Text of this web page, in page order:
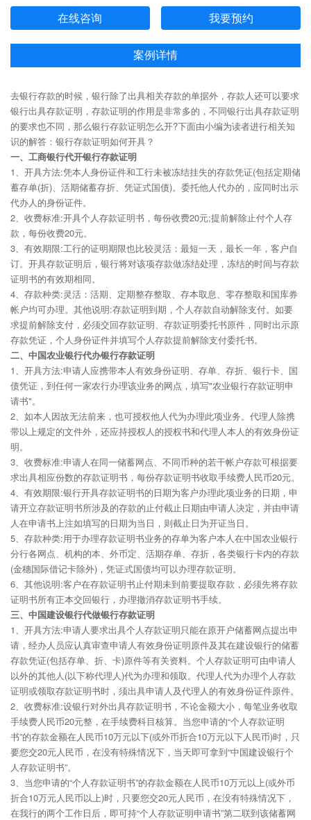
在线咨询 我要预约
案例详情
去银行存款的时候，银行除了出具相关存款的单据外，存款人还可以要求
银行出具存款证明，存款证明的作用是非常多的，不同银行出具存款证明
的要求也不同，那么银行存款证明怎么开?下面由小编为读者进行相关知
识的解答：银行存款证明如何开具？
一、工商银行代开银行存款证明
1、开具方法:凭本人身份证件和工行未被冻结挂失的存款凭证(包括定期储
蓄存单(折)、活期储蓄存折、凭证式国债)。委托他人代办的，应同时出示
代办人的身份证件。
2、收费标准:开具个人存款证明书，每份收费20元;提前解除止付个人存
款，每份收费20元。
3、有效期限:工行的证明期限也比较灵活：最短一天，最长一年，客户自
订。开具存款证明后，银行将对该项存款做冻结处理，冻结的时间与存款
证明书的有效期相同。
4、存款种类:灵活：活期、定期整存整取、存本取息、零存整取和国库券
帐户均可办理。其他说明:存款证明到期，个人存款自动解除支付。如要
求提前解除支付，必须交回存款证明、存款证明委托书原件，同时出示原
存款凭证，个人身份证件并填写个人存款提前解除支付委托书。
二、中国农业银行代办银行存款证明
1、开具方法:申请人应携带本人有效身份证明、存单、存折、银行卡、国
债凭证，到任何一家农行办理该业务的网点，填写"农业银行存款证明申
请书"。
2、如本人因故无法前来，也可授权他人代为办理此项业务。代理人除携
带以上规定的文件外，还应持授权人的授权书和代理人本人的有效身份证
明。
3、收费标准:申请人在同一储蓄网点、不同币种的若干帐户存款可根据要
求出具相应份数的存款证明书，每份存款证明书收取手续费人民币20元。
4、有效期限:银行开具存款证明书的日期为客户办理此项业务的日期，申
请开立存款证明书所涉及的存款的止付截止日期由申请人决定，并由申请
人在申请书上注如填写的日期为当日，则截止日为开证当日。
5、存款种类:用于办理存款证明书业务的存单为客户本人在中国农业银行
分行各网点、机构的本、外币定、活期存单、存折，各类银行卡内的存款
(金穗国际借记卡除外)，凭证式国债均可以办理存款证明。
6、其他说明:客户在存款证明书止付期未到前要提取存款，必须先将存款
证明书所有正本交回银行，办理撤消存款证明书手续。
三、中国建设银行代做银行存款证明
1、开具方法:申请人要求出具个人存款证明只能在原开户储蓄网点提出申
请，经办人员应认真审查申请人有效身份证明原件及其在建设银行的储蓄
存款凭证(包括存单、折、卡)原件等有关资料。个人存款证明可由申请人
以外的其他人(以下称代理人)代为办理和领取。代理人代为办理个人存款
证明或领取存款证明书时，须出具申请人及代理人的有效身份证件原件。
2、收费标准:设银行对外出具存款证明书，不论金额大小，每笔业务收取
手续费人民币20元整，在手续费科目核算。当您申请的“个人存款证明
书”的存款金额在人民币10万元以下(或外币折合10万元以下人民币)时，只
要您交20元人民币，在没有特殊情况下，当天即可拿到“中国建设银行个
人存款证明书”。
3、当您申请的“个人存款证明书”的存款金额在人民币10万元以上(或外币
折合10万元人民币以上)时，只要您交20元人民币，在没有特殊情况下，
在我行的两个工作日后，即可持“个人存款证明申请书”第二联到该储蓄网